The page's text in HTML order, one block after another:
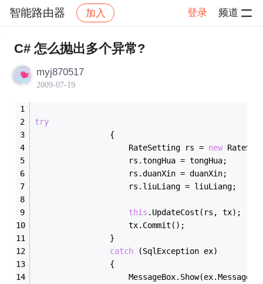
智能路由器 加入 登录 频道
社区 智能路由器 帖子详情
C# 怎么抛出多个异常?
myj870517
2009-07-19
try
                {
                    RateSetting rs =
new
                    rs.tongHua = tongHua;
                    rs.duanXin = duanXin;
                    rs.liuLiang = liuLiang;
this .UpdateCost(rs, tx);
                    tx.Commit();
                }
catch (SqlException ex)
                {
                    MessageBox.Show(ex.Message);